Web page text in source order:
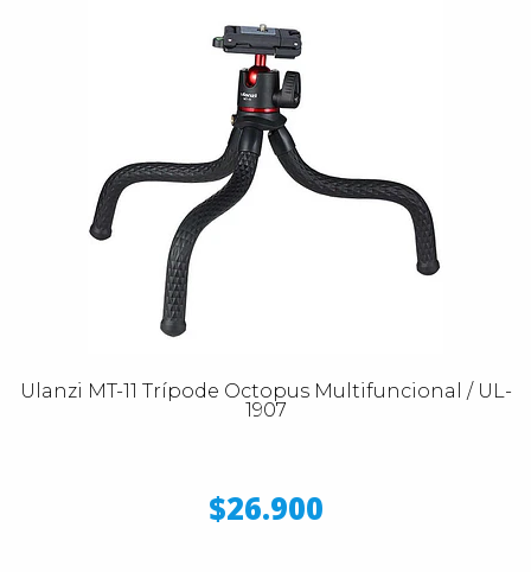
Ulanzi MT-11 Trípode Octopus Multifuncional / UL-
1907
$26.900